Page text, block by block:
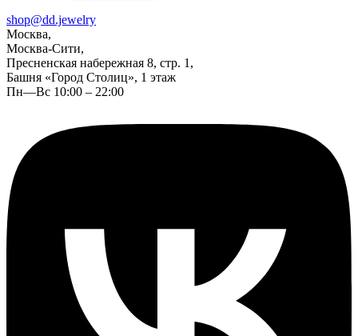
shop@dd.jewelry
Москва,
Москва-Сити,
Пресненская набережная 8, стр. 1,
Башня «Город Столиц», 1 этаж
Пн—Вс 10:00 – 22:00